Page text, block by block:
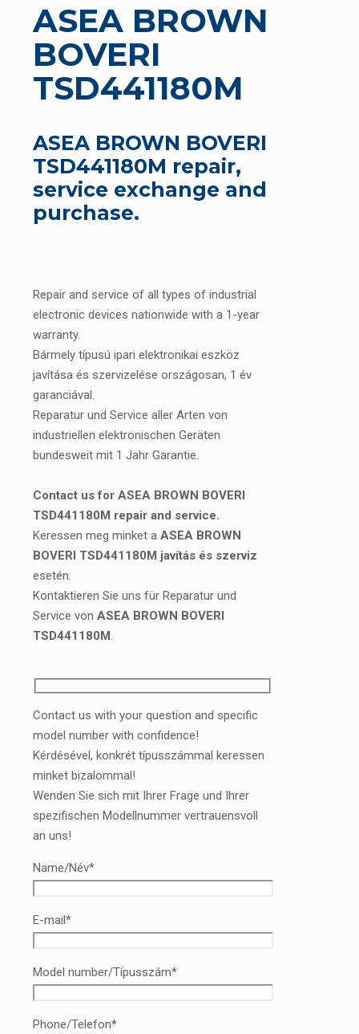
ASEA BROWN
BOVERI
TSD441180M
ASEA BROWN BOVERI
TSD441180M repair,
service exchange and
purchase.
Repair and service of all types of industrial
electronic devices nationwide with a 1-year
warranty.
Bármely típusú ipari elektronikai eszköz
javítása és szervizelése országosan, 1 év
garanciával.
Reparatur und Service aller Arten von
industriellen elektronischen Geräten
bundesweit mit 1 Jahr Garantie.
Contact us for ASEA BROWN BOVERI
TSD441180M repair and service.
Keressen meg minket a ASEA BROWN
BOVERI TSD441180M javítás és szerviz
esetén.
Kontaktieren Sie uns für Reparatur und
Service von ASEA BROWN BOVERI
TSD441180M .
Contact us with your question and specific
model number with confidence!
Kérdésével, konkrét típusszámmal keressen
minket bizalommal!
Wenden Sie sich mit Ihrer Frage und Ihrer
spezifischen Modellnummer vertrauensvoll
an uns!
Name/Név*
E-mail*
Model number/Típusszám*
Phone/Telefon*